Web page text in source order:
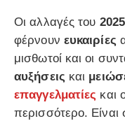
Οι αλλαγές του 2025
φέρνουν ευκαιρίες
μισθωτοί και οι
αυξήσεις και
επαγγελματίες και
περισσότερο. Είναι